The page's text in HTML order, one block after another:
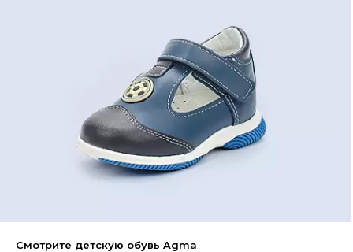
Смотрите детскую обувь Agma